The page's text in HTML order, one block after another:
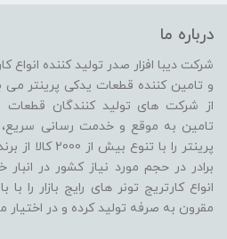
درباره ما
شرکت دیبا افزار صدر تولید کننده انواع
و تامین کننده قطعات یدکی پرینتر می
از شرکت های تولید کنندگان
تامین به موقع و خدمت رسانی
پرینتر را با
برادر در حجم مورد نیاز کشور در
انواع کارتریج تونر های رایج بازار
مقرون به صرفه تولید کرده و در